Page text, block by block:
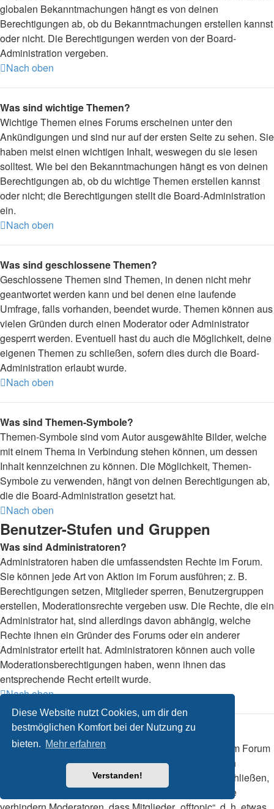
Diese Website nutzt Cookies, um dir den
bestmöglichen Komfort bei der Nutzung zu
bieten. Mehr erfahren
Verstanden!
globalen Bekanntmachungen hängt es von deinen
Berechtigungen ab, ob du Bekanntmachungen erstellen kannst
oder nicht. Die Berechtigungen werden von der Board-
Administration vergeben.
Nach oben
Was sind wichtige Themen?
Wichtige Themen eines Forums erscheinen unter den
Ankündigungen und sind nur auf der ersten Seite zu sehen. Sie
haben meist einen wichtigen Inhalt, weswegen du sie lesen
solltest. Wie bei den Bekanntmachungen hängt es von deinen
Berechtigungen ab, ob du wichtige Themen erstellen kannst
oder nicht; die Berechtigungen stellt die Board-Administration
ein.
Nach oben
Was sind geschlossene Themen?
Geschlossene Themen sind Themen, in denen nicht mehr
geantwortet werden kann und bei denen eine laufende
Umfrage, falls vorhanden, beendet wurde. Themen können aus
vielen Gründen durch einen Moderator oder Administrator
gesperrt werden. Eventuell hast du auch die Möglichkeit, deine
eigenen Themen zu schließen, sofern dies durch die Board-
Administration erlaubt wurde.
Nach oben
Was sind Themen-Symbole?
Themen-Symbole sind vom Autor ausgewählte Bilder, welche
mit einem Thema in Verbindung stehen können, um dessen
Inhalt kennzeichnen zu können. Die Möglichkeit, Themen-
Symbole zu verwenden, hängt von deinen Berechtigungen ab,
die die Board-Administration gesetzt hat.
Nach oben
Benutzer-Stufen und Gruppen
Was sind Administratoren?
Administratoren haben die umfassendsten Rechte im Forum.
Sie können jede Art von Aktion im Forum ausführen; z. B.
Berechtigungen setzen, Mitglieder sperren, Benutzergruppen
erstellen, Moderationsrechte vergeben usw. Die Rechte, die ein
Administrator hat, sind allerdings davon abhängig, welche
Rechte ihnen ein Gründer des Forums oder ein anderer
Administrator erteilt hat. Administratoren können auch volle
Moderationsberechtigungen haben, wenn ihnen das
entsprechende Recht erteilt wurde.
Nach oben
Was sind Moderatoren?
Die Aufgabe der Moderatoren ist es, das Geschehen im Forum
zu beobachten. Sie haben das Recht, in ihrem Bereich
Beiträge zu ändern und zu löschen und Themen zu schließen,
zu öffnen, zu verschieben und zu teilen. Üblicherweise